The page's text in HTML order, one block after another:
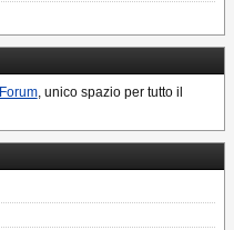
Forum, unico spazio per tutto il